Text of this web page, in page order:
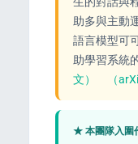
助多與主動
語言模型可
助學習系統
文）
（
★ 本團隊入圍